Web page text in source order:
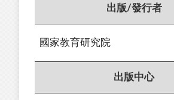
出版/發行者
國家教育研究院
出版中心